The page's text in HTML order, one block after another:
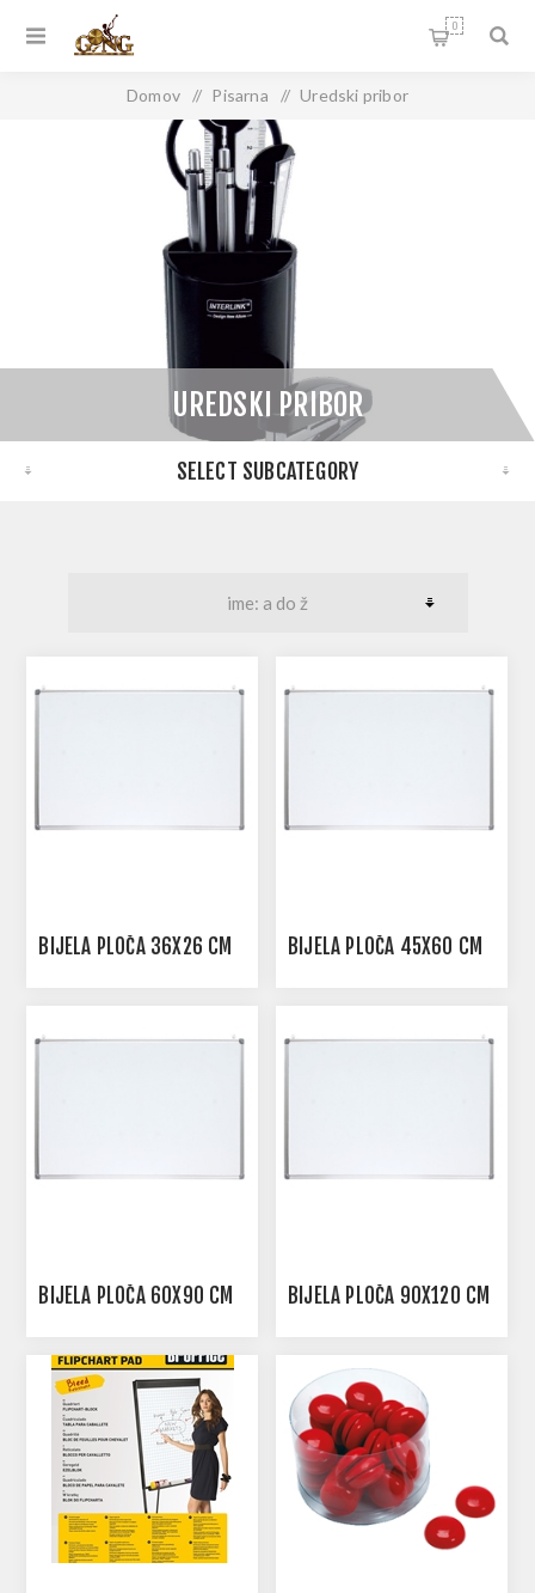
0
Domov / Pisarna / Uredski pribor
UREDSKI PRIBOR
SELECT SUBCATEGORY
BIJELA PLOČA 36X26 CM BIJELA PLOČA 45X60 CM
BIJELA PLOČA 60X90 CM BIJELA PLOČA 90X120 CM